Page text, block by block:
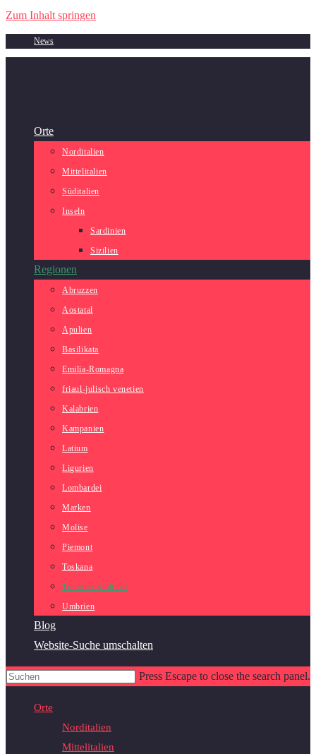
Zum Inhalt springen
News
Orte
Norditalien
Mittelitalien
Süditalien
Inseln
Sardinien
Sizilien
Regionen
Abruzzen
Aostatal
Apulien
Basilikata
Emilia-Romagna
friaul-julisch venetien
Kalabrien
Kampanien
Latium
Ligurien
Lombardei
Marken
Molise
Piemont
Toskana
Trentino-Südtirol
Umbrien
Blog
Website-Suche umschalten
Press Escape to close the search panel.
Orte
Norditalien
Mittelitalien